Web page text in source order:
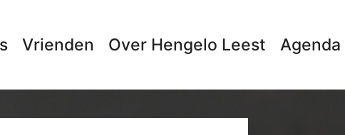
Vrienden Over Hengelo Leest Agenda